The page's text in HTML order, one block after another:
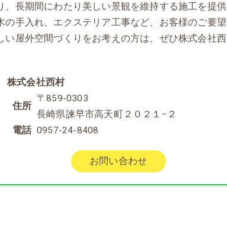
、長期間にわたり美しい景観を維持する施工を提供
手入れ、エクステリア工事など、お客様のご要望
屋外空間づくりをお考えの方は、ぜひ株式会社西
株式会社西村
住所
〒859-0303
長崎県諫早市高天町２０２１−２
電話 0957-24-8408
お問い合わせ